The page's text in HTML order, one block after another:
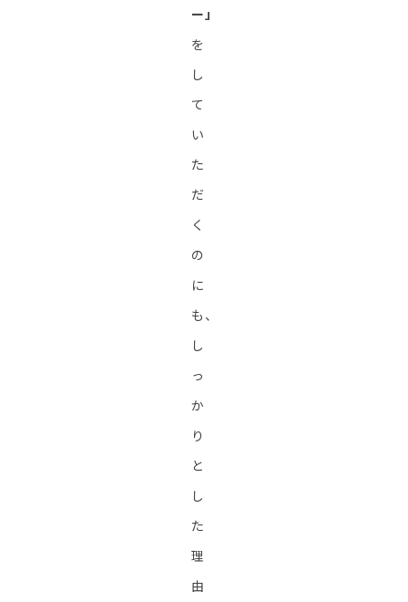
ー」
を
し
て
い
た
だ
く
の
に
も、
し
っ
か
り
と
し
た
理
由